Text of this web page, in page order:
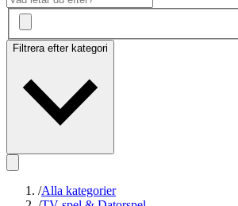
Filtrera efter kategori
/Alla kategorier